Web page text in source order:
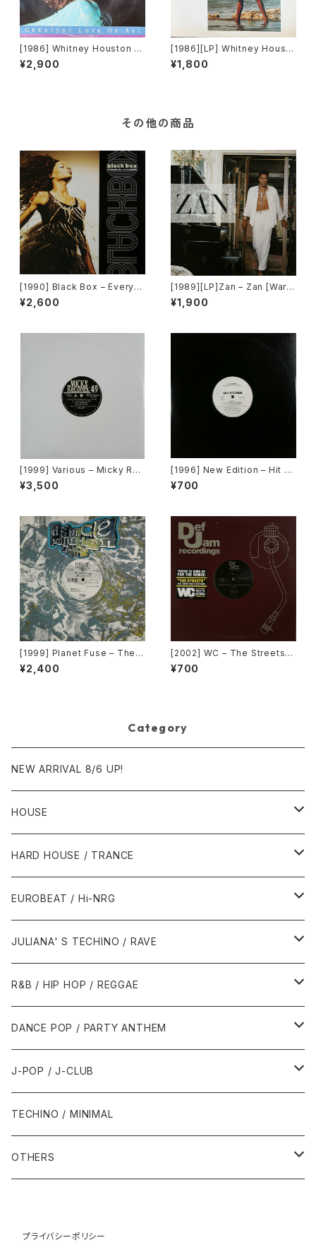
[1986] Whitney Houston –
Greatest Love Of All [Arist
a Records]
¥2,900
[1986][LP] Whitney Housto
n – Whitney Houston = そよ
風の贈りもの [Arista Record
¥1,800
その他の商品
[1990] Black Box – Everyb
ody, Everybody [Deconstr
uction]
¥2,600
[1989][LP]Zan – Zan [Warn
er Bros. Records]
¥1,900
[1999] Various – Micky Rec
ord Vol. 49 [Micky Record
s Inc.][PROMO]
¥3,500
[1996] New Edition – Hit M
e Off [MCA Records][PRO
MO]
¥700
[1999] Planet Fuse – The R
eal Face [Dance Pollution]
¥2,400
[2002] WC – The Streets
(Remix) [Def Jam Recordin
gs][PROMO]
¥700
Category
NEW ARRIVAL 8/6 UP!
HOUSE
1980年代
1987年・以前
1988年
1990年代
1990年
1991年
1995年
1996年
2000年代
2000年
2001年
2005年
2010年代
2010年
2011年
HARD HOUSE / TRANCE
1990年代
1994年・以前
1995年
1999年
2000年代
2000年
2001年
2005年
EUROBEAT / Hi-NRG
1980年代
1986年・以前
1987年
1990年代
1990年
1991年
2000年代
JULIANA' S TECHINO / RAVE
1990年代
1990年
1991年
2000年代
2000年
2001年
R&B / HIP HOP / REGGAE
1980年代
1985年・以前
1986年
1990年代
1990年
1991年
1993年
2000年代
2000年
2002年
DANCE POP / PARTY ANTHEM
1980年代
1988年・以前
1989年
1990年代
1990年
1992年
2000年代
2001年
J-POP / J-CLUB
1980年代
1990年代
1991年
2000年
TECHINO / MINIMAL
OTHERS
1985年・以前
1990年代
プライバシーポリシー